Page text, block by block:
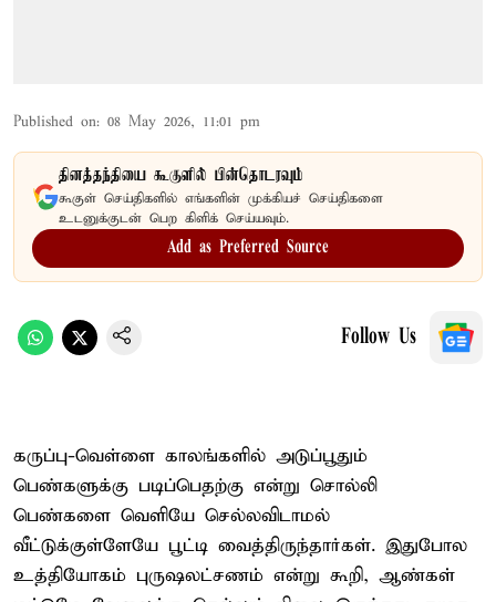
Published on: 08 May 2026, 11:01 pm
தினத்தந்தியை கூகுளில் பின்தொடரவும்
கூகுள் செய்திகளில் எங்களின் முக்கியச் செய்திகளை
உடனுக்குடன் பெற கிளிக் செய்யவும்.
Add as Preferred Source
Follow Us
கருப்பு-வெள்ளை காலங்களில் அடுப்பூதும்
பெண்களுக்கு படிப்பெதற்கு என்று சொல்லி
பெண்களை வெளியே செல்லவிடாமல்
வீட்டுக்குள்ளேயே பூட்டி வைத்திருந்தார்கள். இதுபோல
உத்தியோகம் புருஷலட்சணம் என்று கூறி, ஆண்கள்